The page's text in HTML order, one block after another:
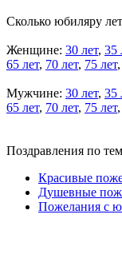
Сколько юбиляру
Женщине: 30 лет, 35
65 лет, 70 лет, 75 лет,
Мужчине: 30 лет, 35
65 лет, 70 лет, 75 лет,
Поздравления по
Красивые
Душевные
Пожелания с